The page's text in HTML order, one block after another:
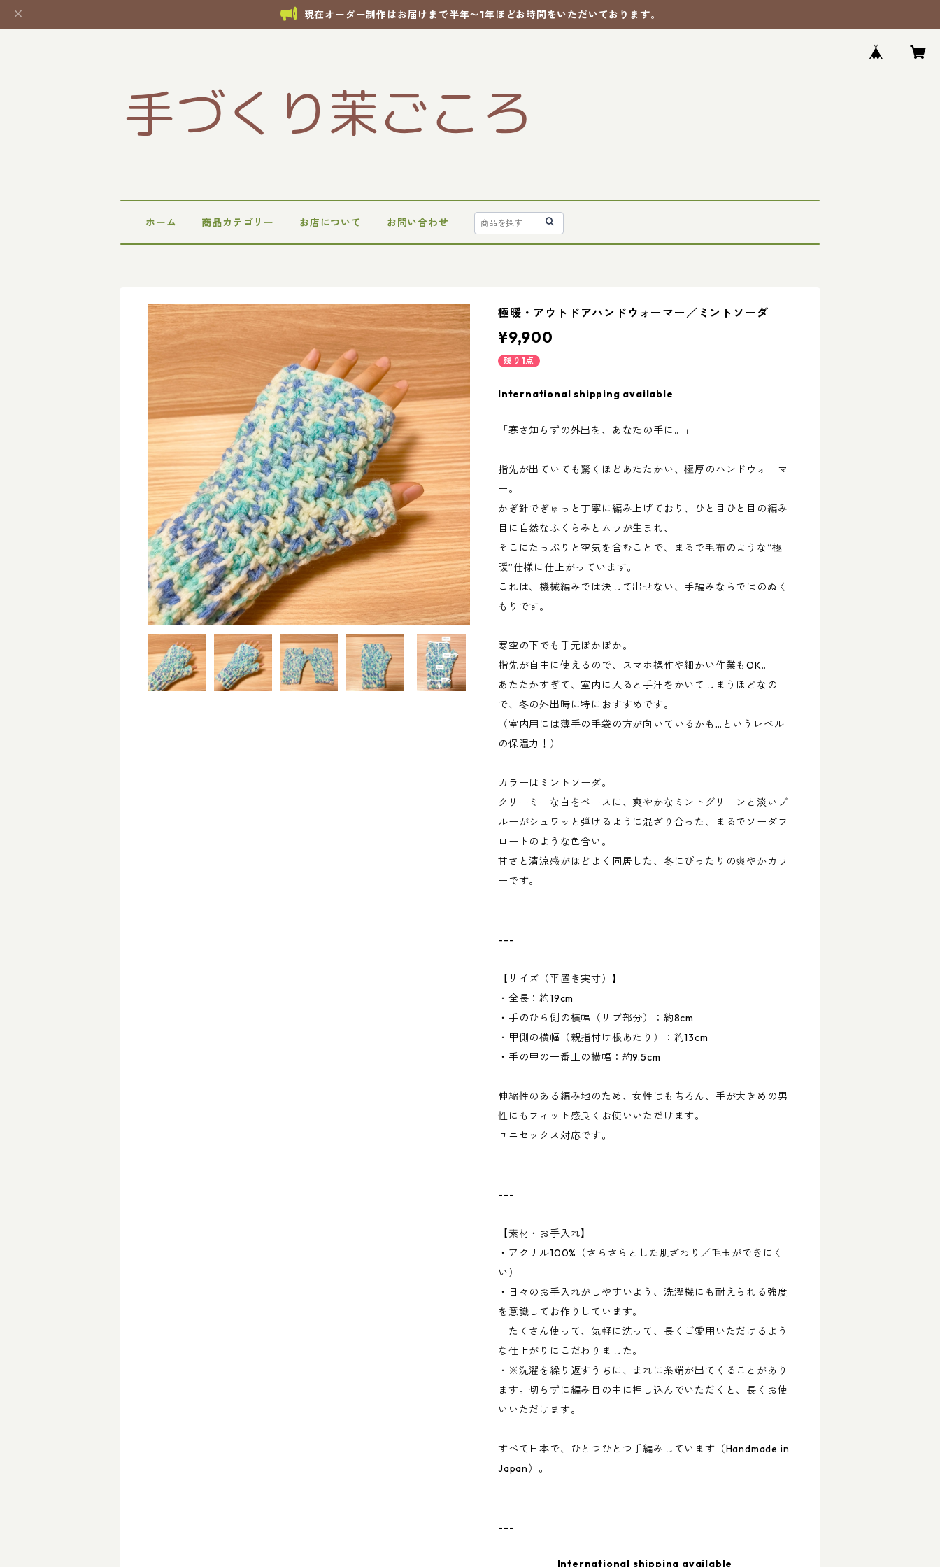
現在オーダー制作はお届けまで半年〜1年ほどお時間をいただいております。
ホーム 商品カテゴリー お店について お問い合わせ
極暖・アウトドアハンドウォーマー／ミントソーダ
¥9,900
残り1点
International shipping available
「寒さ知らずの外出を、あなたの手に。」
指先が出ていても驚くほどあたたかい、極厚のハンドウォーマ
ー。
かぎ針でぎゅっと丁寧に編み上げており、ひと目ひと目の編み
目に自然なふくらみとムラが生まれ、
そこにたっぷりと空気を含むことで、まるで毛布のような“極
暖”仕様に仕上がっています。
これは、機械編みでは決して出せない、手編みならではのぬく
もりです。
寒空の下でも手元ぽかぽか。
指先が自由に使えるので、スマホ操作や細かい作業もOK。
あたたかすぎて、室内に入ると手汗をかいてしまうほどなの
で、冬の外出時に特におすすめです。
（室内用には薄手の手袋の方が向いているかも…というレベル
の保温力！）
カラーはミントソーダ。
クリーミーな白をベースに、爽やかなミントグリーンと淡いブ
ルーがシュワッと弾けるように混ざり合った、まるでソーダフ
ロートのような色合い。
甘さと清涼感がほどよく同居した、冬にぴったりの爽やかカラ
ーです。
---
【サイズ（平置き実寸）】
・全長：約19cm
・手のひら側の横幅（リブ部分）：約8cm
・甲側の横幅（親指付け根あたり）：約13cm
・手の甲の一番上の横幅：約9.5cm
伸縮性のある編み地のため、女性はもちろん、手が大きめの男
性にもフィット感良くお使いいただけます。
ユニセックス対応です。
---
【素材・お手入れ】
・アクリル100%（さらさらとした肌ざわり／毛玉ができにく
い）
・日々のお手入れがしやすいよう、洗濯機にも耐えられる強度
を意識してお作りしています。
たくさん使って、気軽に洗って、長くご愛用いただけるよう
な仕上がりにこだわりました。
・※洗濯を繰り返すうちに、まれに糸端が出てくることがあり
ます。切らずに編み目の中に押し込んでいただくと、長くお使
いいただけます。
すべて日本で、ひとつひとつ手編みしています（Handmade in
Japan）。
---
International shipping available